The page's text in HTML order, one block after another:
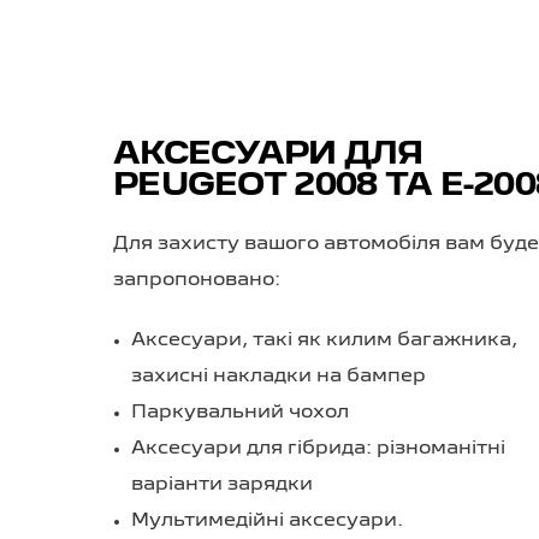
АКСЕСУАРИ ДЛЯ
PEUGEOT 2008 ТА E-
Для захисту вашого автомобіля вам буде
запропоновано:
Аксесуари, такі як килим багажника,
захисні накладки на бампер
Паркувальний чохол
Аксесуари для гібрида: різноманітні
варіанти зарядки
Мультимедійні аксесуари.